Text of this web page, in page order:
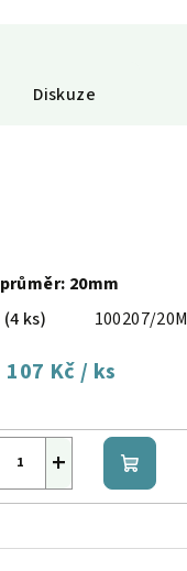
Diskuze
průměr: 20mm
(4 ks) 100207/20M
107 Kč/ ks
+ Do
košíku